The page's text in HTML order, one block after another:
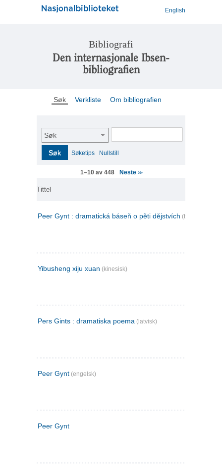
English
Bibliografi
Den internasjonale Ibsen-
bibliografien
Søk Verkliste Om bibliografien
Søk
Søk Søketips Nullstill
1–10 av 448 Neste >>
Tittel
Peer Gynt : dramatická báseň o pěti dějstvích (tsjekkisk)
Yibusheng xiju xuan (kinesisk)
Pers Gints : dramatiska poema (latvisk)
Peer Gynt (engelsk)
Peer Gynt